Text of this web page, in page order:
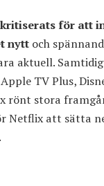
för att
nytt och
aktuell.
TV Plus,
rönt stora
Netflix att sätta